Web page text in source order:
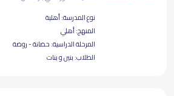
نوع المدرسة:أهلية
المنهج:أهلي
المرحلة الدراسية: حضانة - روضة
الطلاب: بنين و بنات